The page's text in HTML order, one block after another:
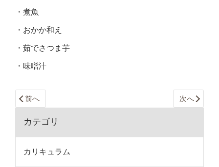
・煮魚
・おかか和え
・茹でさつま芋
・味噌汁
前へ 次へ
カテゴリ
カリキュラム